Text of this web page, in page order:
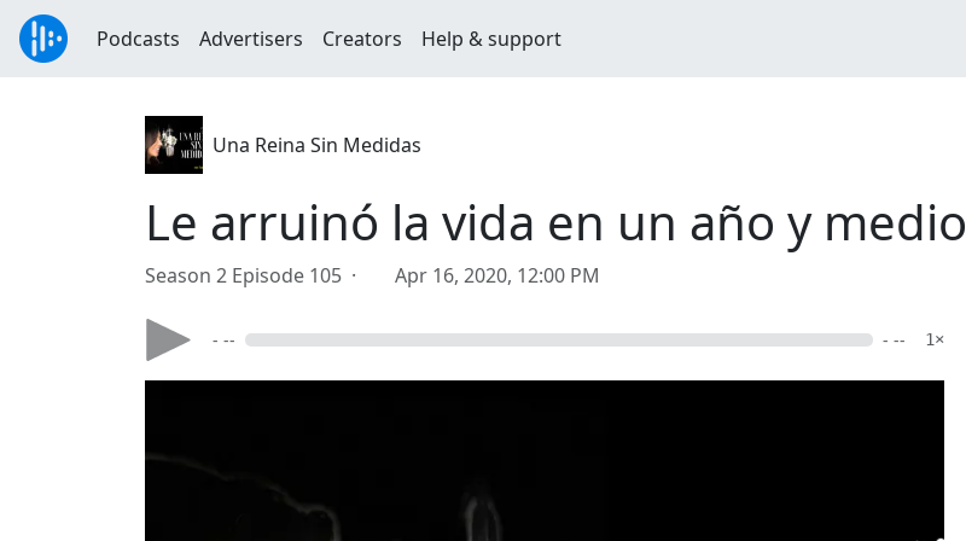
Podcasts Advertisers Creators Help & support
Una Reina Sin Medidas
Le arruinó la vida en un año y medio
Season 2 Episode 105 · Apr 16, 2020, 12:00 PM
- -- - -- 1×